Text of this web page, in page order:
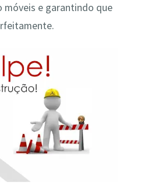
móveis e garantindo que